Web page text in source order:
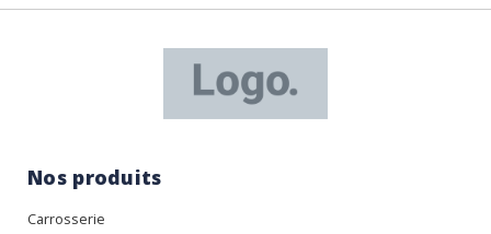
Nos produits
Carrosserie